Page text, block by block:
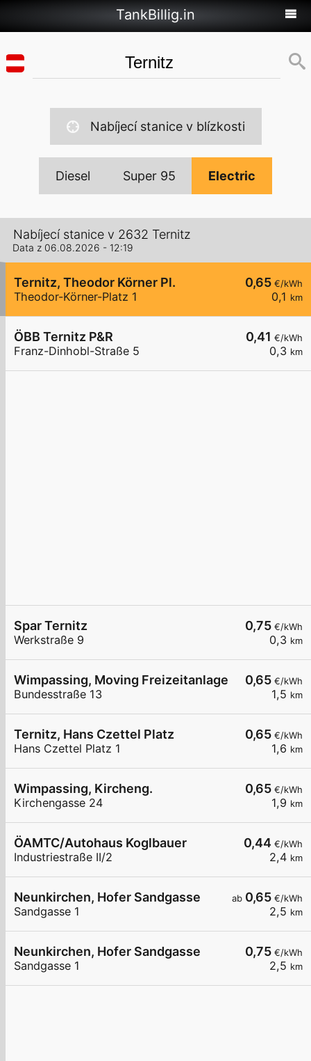
TankBillig.in
Nabíjecí stanice v blízkosti
Diesel Super 95 Electric
Nabíjecí stanice v 2632 Ternitz
Data z 06.08.2026 - 12:19
0,65 €/kWh
0,1 km
Ternitz, Theodor Körner Pl.
Theodor-Körner-Platz 1
0,41 €/kWh
0,3 km
ÖBB Ternitz P&R
Franz-Dinhobl-Straße 5
0,75 €/kWh
0,3 km
Spar Ternitz
Werkstraße 9
0,65 €/kWh
1,5 km
Wimpassing, Moving Freizeitanlage
Bundesstraße 13
0,65 €/kWh
1,6 km
Ternitz, Hans Czettel Platz
Hans Czettel Platz 1
0,65 €/kWh
1,9 km
Wimpassing, Kircheng.
Kirchengasse 24
0,44 €/kWh
2,4 km
ÖAMTC/Autohaus Koglbauer
Industriestraße II/2
ab 0,65 €/kWh
2,5 km
Neunkirchen, Hofer Sandgasse
Sandgasse 1
0,75 €/kWh
2,5 km
Neunkirchen, Hofer Sandgasse
Sandgasse 1